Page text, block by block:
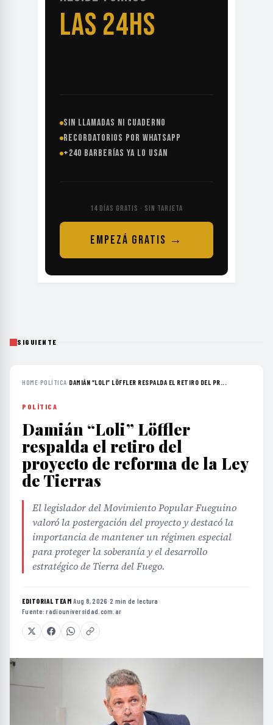
LAS 24HS
SIN LLAMADAS NI CUADERNO
RECORDATORIOS POR WHATSAPP
+240 BARBERÍAS YA LO USAN
14 DÍAS GRATIS · SIN TARJETA
EMPEZÁ GRATIS →
SIGUIENTE
HOME›POLÍTICA›DAMIÁN “LOLI” LÖFFLER RESPALDA EL RETIRO DEL PR...
POLÍTICA
Damián “Loli” Löffler
respalda el retiro del
proyecto de reforma de la Ley
de Tierras
El legislador del Movimiento Popular Fueguino
valoró la postergación del proyecto y destacó la
importancia de mantener un régimen especial
para proteger la soberanía y el desarrollo
estratégico de Tierra del Fuego.
EDITORIAL TEAM·Aug 8, 2026 ·2 min de lectura ·
Fuente:radiouniversidad.com.ar